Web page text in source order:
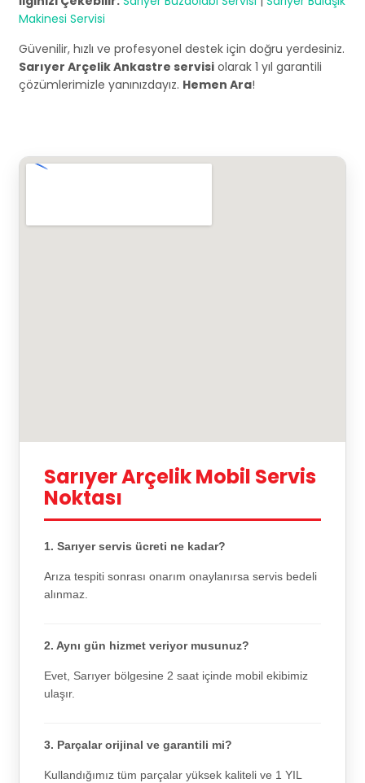
Makinesi Servisi
Güvenilir, hızlı ve profesyonel destek için doğru yerdesiniz.
Sarıyer Arçelik Ankastre servisi olarak 1 yıl garantili
çözümlerimizle yanınızdayız. Hemen Ara!
Sarıyer Arçelik Mobil Servis
Noktası
1. Sarıyer servis ücreti ne kadar?
Arıza tespiti sonrası onarım onaylanırsa servis bedeli
alınmaz.
2. Aynı gün hizmet veriyor musunuz?
Evet, Sarıyer bölgesine 2 saat içinde mobil ekibimiz
ulaşır.
3. Parçalar orijinal ve garantili mi?
Kullandığımız tüm parçalar yüksek kaliteli ve 1 YIL